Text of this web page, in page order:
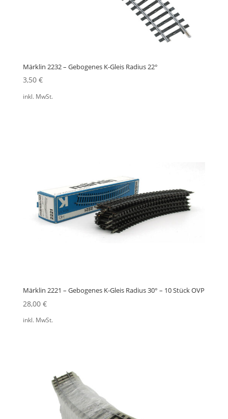
Märklin 2232 – Gebogenes K-Gleis Radius 22°
3,50 €
inkl. MwSt.
Märklin 2221 – Gebogenes K-Gleis Radius 30° – 10 Stück OVP
28,00 €
inkl. MwSt.